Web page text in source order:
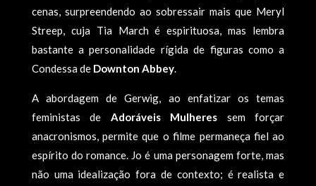
cenas, surpreendendo ao sobressair mais que Meryl
Streep, cuja Tia March é espirituosa, mas lembra
bastante a personalidade rígida de figuras como a
Condessa de Downton Abbey.
A abordagem de Gerwig, ao enfatizar os temas
feministas de Adoráveis Mulheres sem forçar
anacronismos, permite que o filme permaneça fiel ao
espírito do romance. Jo é uma personagem forte, mas
não uma idealização fora de contexto; é realista e